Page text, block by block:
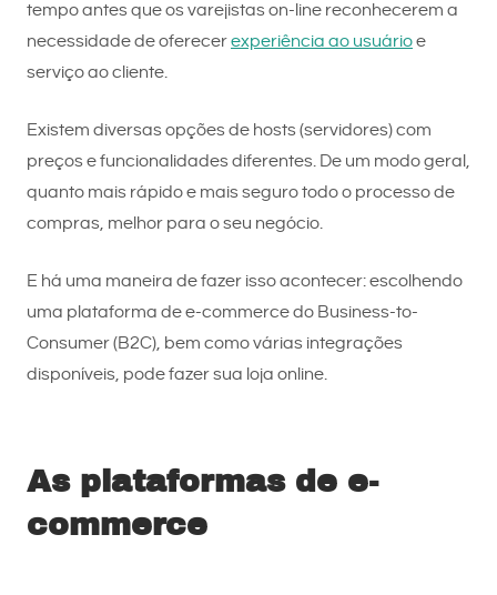
tempo antes que os varejistas on-line reconhecerem a
necessidade de oferecerexperiência ao usuárioe
serviço ao cliente.
Existem diversas opções de hosts (servidores) com
preços e funcionalidades diferentes. De um modo geral,
quanto mais rápido e mais seguro todo o processo de
compras, melhor para o seu negócio.
E há uma maneira de fazer isso acontecer: escolhendo
uma plataforma de e-commerce do Business-to-
Consumer (B2C), bem como várias integrações
disponíveis, pode fazer sua loja online.
As plataformas de e-
commerce